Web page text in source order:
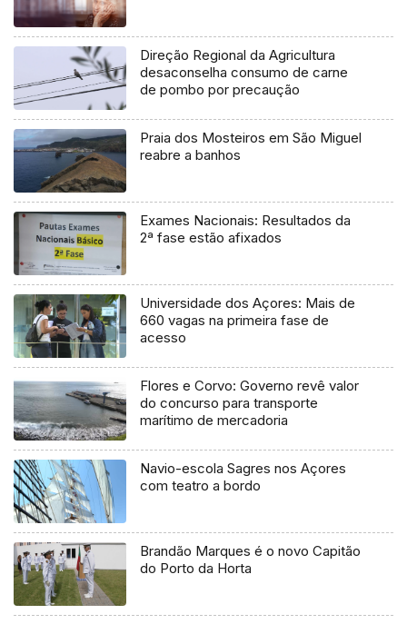
Direção Regional da Agricultura
desaconselha consumo de carne
de pombo por precaução
Praia dos Mosteiros em São Miguel
reabre a banhos
Exames Nacionais: Resultados da
2ª fase estão afixados
Universidade dos Açores: Mais de
660 vagas na primeira fase de
acesso
Flores e Corvo: Governo revê valor
do concurso para transporte
marítimo de mercadoria
Navio-escola Sagres nos Açores
com teatro a bordo
Brandão Marques é o novo Capitão
do Porto da Horta